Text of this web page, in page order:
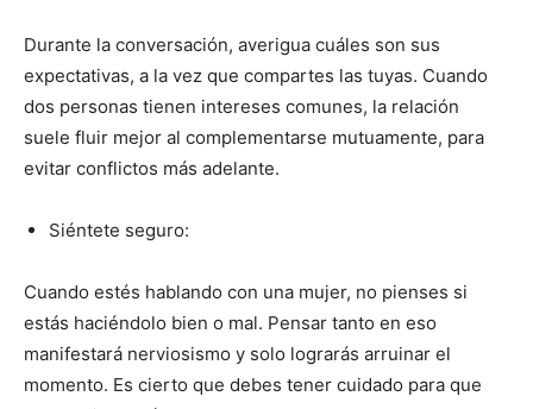
Durante la conversación, averigua cuáles son sus
expectativas, a la vez que compartes las tuyas. Cuando
dos personas tienen intereses comunes, la relación
suele fluir mejor al complementarse mutuamente, para
evitar conflictos más adelante.
Siéntete seguro:
Cuando estés hablando con una mujer, no pienses si
estás haciéndolo bien o mal. Pensar tanto en eso
manifestará nerviosismo y solo lograrás arruinar el
momento. Es cierto que debes tener cuidado para que